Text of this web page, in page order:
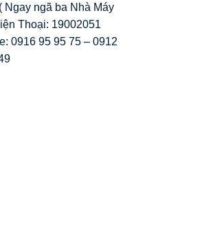
Ngay ngã ba Nhà Máy
Thoại: 19002051
0916 95 95 75 – 0912